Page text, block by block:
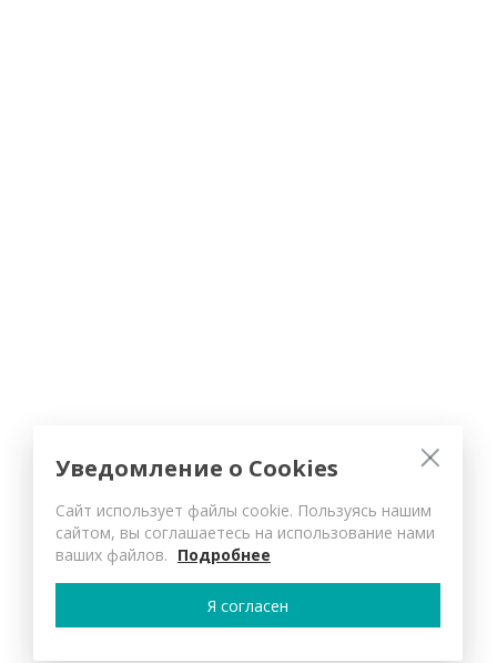
Уведомление о Cookies
Сайт использует файлы cookie. Пользуясь нашим
сайтом, вы соглашаетесь на использование нами
ваших файлов. Подробнее
Я согласен